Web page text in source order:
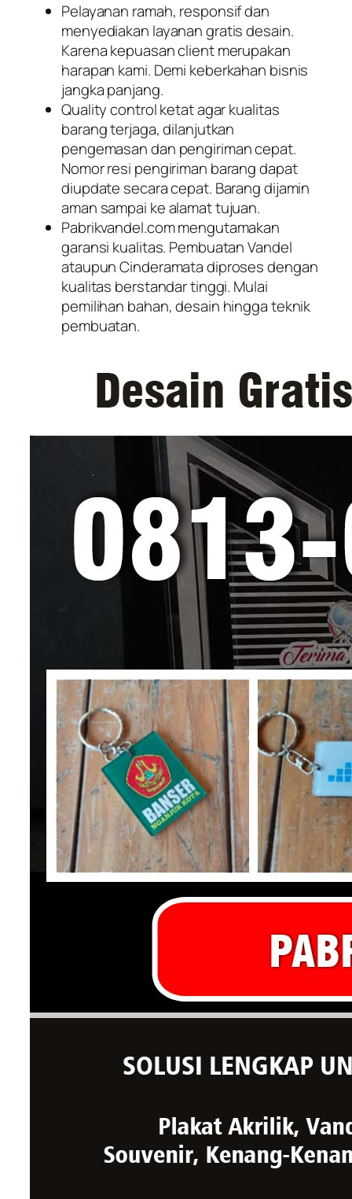
Pelayanan ramah, responsif dan
menyediakan layanan gratis desain.
Karena kepuasan client merupakan
harapan kami. Demi keberkahan bisnis
jangka panjang.
Quality control ketat agar kualitas
barang terjaga, dilanjutkan
pengemasan dan pengiriman cepat.
Nomor resi pengiriman barang dapat
diupdate secara cepat. Barang dijamin
aman sampai ke alamat tujuan.
Pabrikvandel.com mengutamakan
garansi kualitas. Pembuatan Vandel
ataupun Cinderamata diproses dengan
kualitas berstandar tinggi. Mulai
pemilihan bahan, desain hingga teknik
pembuatan.